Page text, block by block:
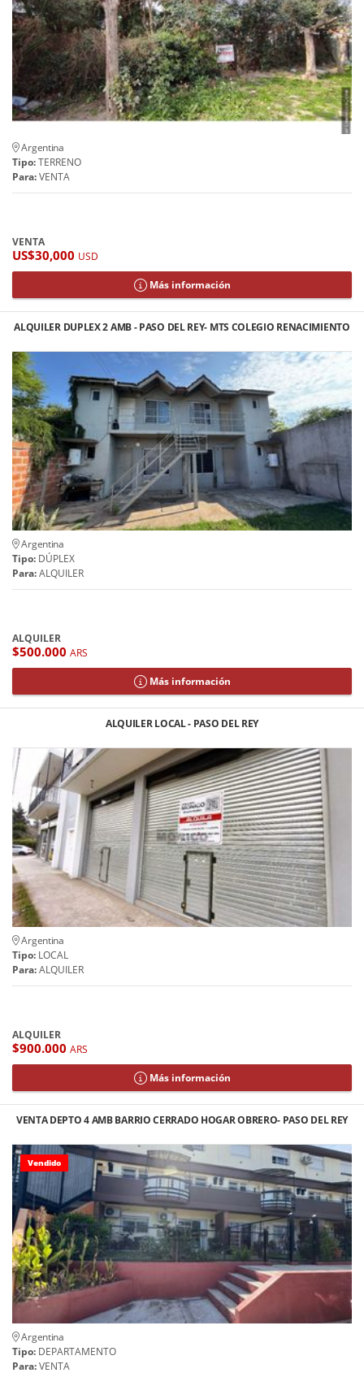
Argentina
Tipo:TERRENO
Para:VENTA
VENTA
US$30,000 USD
Más información
ALQUILER DUPLEX 2 AMB - PASO DEL REY- MTS COLEGIO RENACIMIENTO
Argentina
Tipo: DÚPLEX
Para:ALQUILER
ALQUILER
$500.000 ARS
Más información
ALQUILER LOCAL - PASO DEL REY
Argentina
Tipo: LOCAL
Para:ALQUILER
ALQUILER
$900.000 ARS
Más información
VENTA DEPTO 4 AMB BARRIO CERRADO HOGAR OBRERO- PASO DEL REY
Vendido
Argentina
Tipo: DEPARTAMENTO
Para:VENTA